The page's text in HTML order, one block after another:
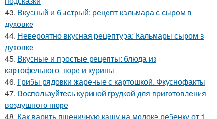
43. Вкусный и быстрый: рецепт кальмара с сыром в
духовке
44. Невероятно вкусная рецептура: Кальмары сыром в
духовке
45. Вкусные и простые рецепты: блюда из
картофельного пюре и курицы
46. Грибы рядовки жареные с картошкой. Фкуснофакты
47. Воспользуйтесь куриной грудкой для приготовления
воздушного пюре
48. Как варить пшеничную кашу на молоке ребенку от 1